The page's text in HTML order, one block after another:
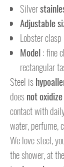
Silver
Adjustable
Lobster clasp
Model: fine
rectangular
Steel is
doesnot oxidize
contact with
water, perfume,
We love steel,
the shower, at